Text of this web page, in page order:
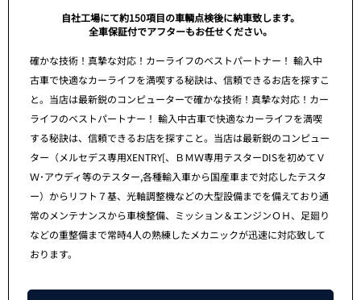
自社工場にて約150項目の車輌点検後に納車致します。
全車保証付でアフターもお任せください。
確かな技術！真摯な対応！カーライフのベストパートナー！ 輸入中
古車で快適なカーライフを満喫する秘訣は、信頼できるお店を探すこ
と。当店は最新鋭のコンピューターで確かな技術！真摯な対応！カー
ライフのベストパートナー！ 輸入中古車で快適なカーライフを満喫
する秘訣は、信頼できるお店を探すこと。当店は最新鋭のコンピュー
ター（メルセデス専用XENTRY[、ＢＭＷ専用テスターDISを初めてＶ
Ｗ･アウディ等のテスター,各種輸入車から国産車まで対応したテスタ
ー）からリフト７基、光軸調整機などの大型設備までを備えており通
常のメンテナンスから車検整備、ミッション＆エンジンＯＨ、足廻り
などの重整備まで常時4人の熟練したメカニックが迅速に対応致して
おります。